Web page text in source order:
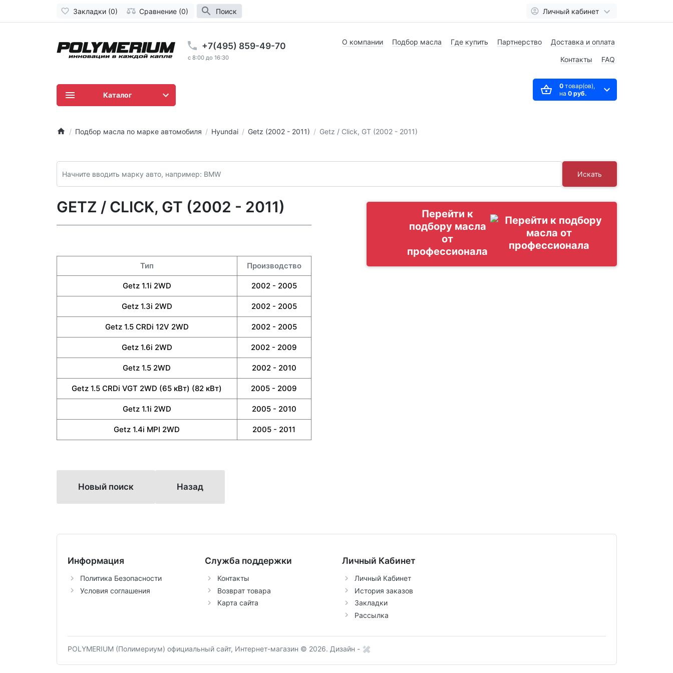
Закладки (0) Сравнение (0) Поиск Личный кабинет
+7(495) 859-49-70
c 8:00 до 16:30
О компании Подбор масла Где купить Партнерство Доставка и оплата
Контакты FAQ
0товар(ов),
на 0 руб.
Каталог
Подбор масла по марке автомобиля Hyundai Getz (2002 - 2011) Getz / Click, GT (2002 - 2011)
Искать
GETZ / CLICK, GT (2002 - 2011)
Тип Производство
Getz 1.1i 2WD 2002 - 2005
Getz 1.3i 2WD 2002 - 2005
Getz 1.5 CRDi 12V 2WD 2002 - 2005
Getz 1.6i 2WD 2002 - 2009
Getz 1.5 2WD 2002 - 2010
Getz 1.5 CRDi VGT 2WD (65 кВт) (82 кВт) 2005 - 2009
Getz 1.1i 2WD 2005 - 2010
Getz 1.4i MPI 2WD 2005 - 2011
Перейти к
подбору масла
от
профессионала
Новый поиск Назад
Информация
Политика Безопасности
Условия соглашения
Служба поддержки
Контакты
Возврат товара
Карта сайта
Личный Кабинет
Личный Кабинет
История заказов
Закладки
Рассылка
POLYMERIUM (Полимериум) официальный сайт, Интернет-магазин © 2026. Дизайн -